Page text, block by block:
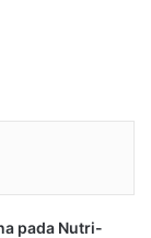
pada Nutri-